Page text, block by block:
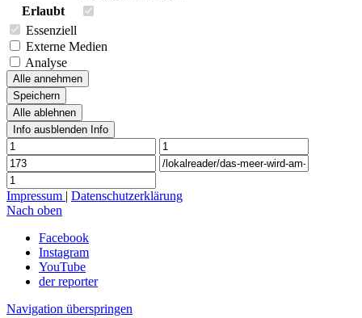
Erlaubt
Essenziell
Externe Medien
Analyse
Alle annehmen
Speichern
Alle ablehnen
Info ausblenden Info
Impressum | Datenschutzerklärung
Nach oben
Facebook
Instagram
YouTube
der reporter
Navigation überspringen